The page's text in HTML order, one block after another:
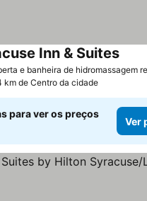
e banheira de hidromassagem
Inn & Suites
km de Centro da cidade
para ver os preços
Ver